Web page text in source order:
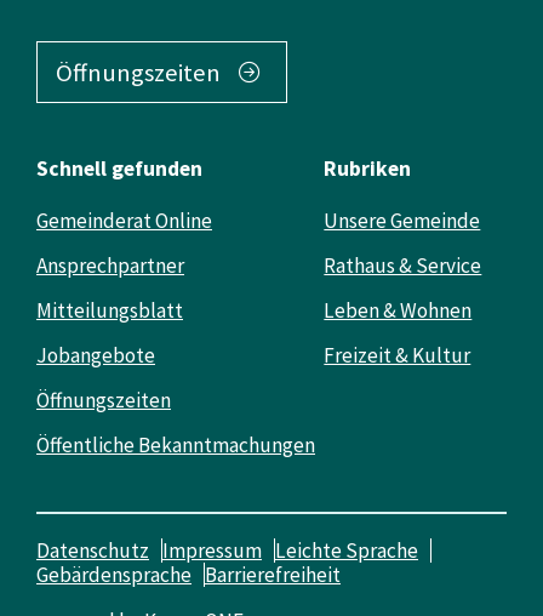
Öffnungszeiten
Schnell gefunden
Gemeinderat Online
Ansprechpartner
Mitteilungsblatt
Jobangebote
Öffnungszeiten
Öffentliche Bekanntmachungen
Rubriken
Unsere Gemeinde
Rathaus & Service
Leben & Wohnen
Freizeit & Kultur
Datenschutz Impressum Leichte Sprache
Gebärdensprache Barrierefreiheit